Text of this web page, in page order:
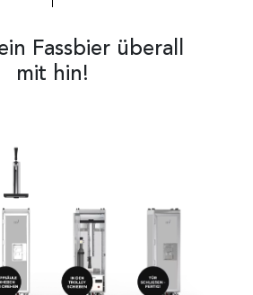
Fassbier überall
mit hin!